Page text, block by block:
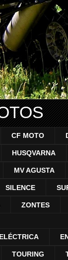
CF MOTO
HUSQVARNA
MV AGUSTA
SILENCE
ZONTES
ELÉCTRICA
TOURING